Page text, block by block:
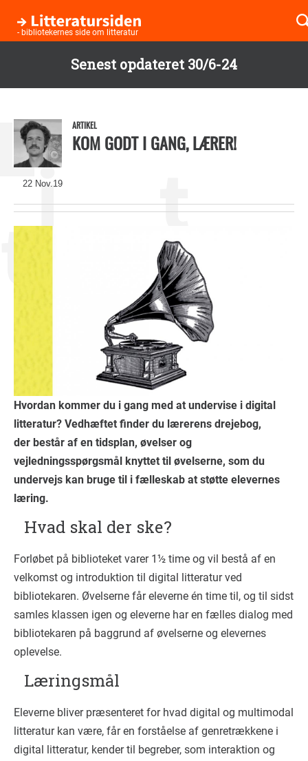
Senest opdateret 30/6-24
hovedindhold
- bibliotekernes side om litteratur
Børnebøger
22 Nov.19
ARTIKEL
KOM GODT I GANG, LÆRER!
Hvordan kommer du i gang med at undervise i digital
litteratur? Vedhæftet finder du lærerens drejebog,
der består af en tidsplan, øvelser og
vejledningsspørgsmål knyttet til øvelserne, som du
undervejs kan bruge til i fælleskab at støtte elevernes
læring.
Hvad skal der ske?
Forløbet på biblioteket varer 1½ time og vil bestå af en
velkomst og introduktion til digital litteratur ved
bibliotekaren. Øvelserne får eleverne én time til, og til sidst
samles klassen igen og eleverne har en fælles dialog med
bibliotekaren på baggrund af øvelserne og elevernes
oplevelse.
Læringsmål
Eleverne bliver præsenteret for hvad digital og multimodal
litteratur kan være, får en forståelse af genretrækkene i
digital litteratur, kender til begreber, som interaktion og